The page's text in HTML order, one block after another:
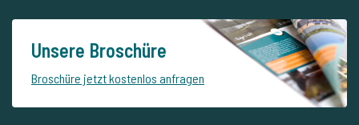
Unsere Broschüre
Broschüre jetzt kostenlos anfragen